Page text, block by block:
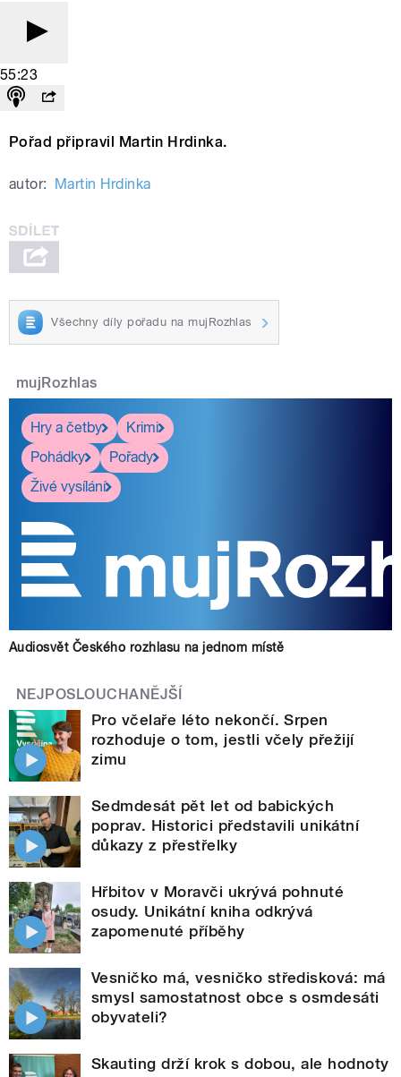
55:23
Pořad připravil Martin Hrdinka.
autor: Martin Hrdinka
Všechny díly pořadu na mujRozhlas
mujRozhlas
Hry a četby
Krimi
Pohádky
Pořady
Živé vysílání
Audiosvět Českého rozhlasu na jednom místě
NEJPOSLOUCHANĚJŠÍ
Pro včelaře léto nekončí. Srpen
rozhoduje o tom, jestli včely přežijí
zimu
Sedmdesát pět let od babických
poprav. Historici představili unikátní
důkazy z přestřelky
Hřbitov v Moravči ukrývá pohnuté
osudy. Unikátní kniha odkrývá
zapomenuté příběhy
Vesničko má, vesničko středisková: má
smysl samostatnost obce s osmdesáti
obyvateli?
Skauting drží krok s dobou, ale hodnoty